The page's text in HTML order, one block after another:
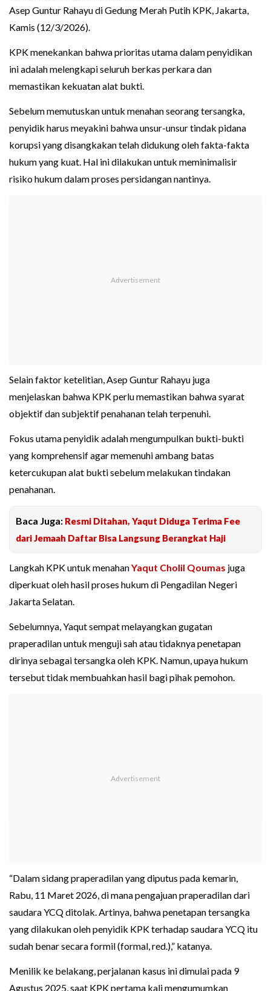
Asep Guntur Rahayu di Gedung Merah Putih KPK, Jakarta,
Kamis (12/3/2026).
KPK menekankan bahwa prioritas utama dalam penyidikan
ini adalah melengkapi seluruh berkas perkara dan
memastikan kekuatan alat bukti.
Sebelum memutuskan untuk menahan seorang tersangka,
penyidik harus meyakini bahwa unsur-unsur tindak pidana
korupsi yang disangkakan telah didukung oleh fakta-fakta
hukum yang kuat. Hal ini dilakukan untuk meminimalisir
risiko hukum dalam proses persidangan nantinya.
Selain faktor ketelitian, Asep Guntur Rahayu juga
menjelaskan bahwa KPK perlu memastikan bahwa syarat
objektif dan subjektif penahanan telah terpenuhi.
Fokus utama penyidik adalah mengumpulkan bukti-bukti
yang komprehensif agar memenuhi ambang batas
ketercukupan alat bukti sebelum melakukan tindakan
penahanan.
Baca Juga: Resmi Ditahan, Yaqut Diduga Terima Fee
dari Jemaah Daftar Bisa Langsung Berangkat Haji
Langkah KPK untuk menahanYaqut Cholil Qoumas juga
diperkuat oleh hasil proses hukum di Pengadilan Negeri
Jakarta Selatan.
Sebelumnya, Yaqut sempat melayangkan gugatan
praperadilan untuk menguji sah atau tidaknya penetapan
dirinya sebagai tersangka oleh KPK. Namun, upaya hukum
tersebut tidak membuahkan hasil bagi pihak pemohon.
“Dalam sidang praperadilan yang diputus pada kemarin,
Rabu, 11 Maret 2026, di mana pengajuan praperadilan dari
saudara YCQ ditolak. Artinya, bahwa penetapan tersangka
yang dilakukan oleh penyidik KPK terhadap saudara YCQ itu
sudah benar secara formil (formal, red.),” katanya.
Menilik ke belakang, perjalanan kasus ini dimulai pada 9
Agustus 2025, saat KPK pertama kali mengumumkan